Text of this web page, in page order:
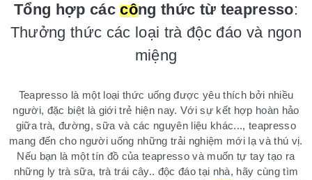
Tổng hợp cáccông thức từ teapresso:
Thưởng thức các loại trà độc đáo và ngon
miệng
Teapresso là một loại thức uống được yêu thích bởi nhiều
người, đặc biệt là giới trẻ hiện nay. Với sự kết hợp hoàn hảo
giữa trà, đường, sữa và các nguyên liệu khác..., teapresso
mang đến cho người uống những trải nghiệm mới lạ và thú vị.
Nếu bạn là một tín đồ của teapresso và muốn tự tay tạo ra
những ly trà sữa, trà trái cây.. độc đáo tại nhà, hãy cùng tìm